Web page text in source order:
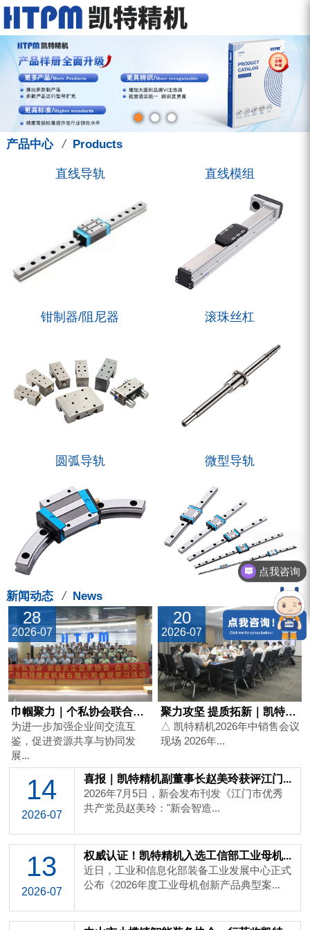
走进凯特
关于我们
品牌故事
人才管理
产品中心
直线导轨
直线模组
钳制器/阻尼器
圆弧导轨
微型导轨
服务中心
型录下载
图型下载
技术支援
新闻中心
新闻动态
展会讯息
凯特学堂
联系我们
联系方式
招聘信息
产品中心 /Products
直线导轨 直线模组
钳制器/阻尼器 滚珠丝杠
圆弧导轨 微型导轨
新闻动态 /News
28
2026-07
巾帼聚力｜个私协会联合新会女企业家协...
为进一步加强企业间交流互
鉴，促进资源共享与协同发
展...
20
2026-07
聚力攻坚 提质拓新｜凯特精机2026...
△ 凯特精机2026年中销售会议
现场 2026年...
14
2026-07
喜报｜凯特精机副董事长赵美玲获评江门...
2026年7月5日，新会发布刊发《江门市优秀
共产党员赵美玲："新会智造...
13
2026-07
权威认证！凯特精机入选工信部工业母机...
近日，工业和信息化部装备工业发展中心正式
公布《2026年度工业母机创新产品典型案...
点我咨询
点我咨询